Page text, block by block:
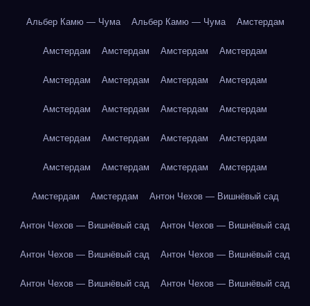
Альбер Камю — Чума Альбер Камю — Чума Амстердам
Амстердам Амстердам Амстердам Амстердам
Амстердам Амстердам Амстердам Амстердам
Амстердам Амстердам Амстердам Амстердам
Амстердам Амстердам Амстердам Амстердам
Амстердам Амстердам Амстердам Амстердам
Амстердам Амстердам Антон Чехов — Вишнёвый сад
Антон Чехов — Вишнёвый сад Антон Чехов — Вишнёвый сад
Антон Чехов — Вишнёвый сад Антон Чехов — Вишнёвый сад
Антон Чехов — Вишнёвый сад Антон Чехов — Вишнёвый сад